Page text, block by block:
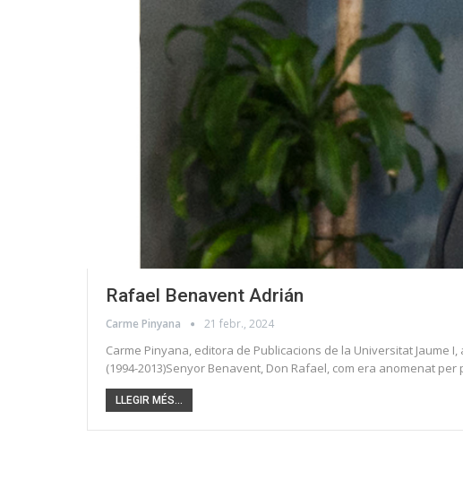
Rafael Benavent Adrián
Carme Pinyana 21 febr., 2024
Carme Pinyana, editora de Publicacions de la Universitat Jaume
(1994-2013)Senyor Benavent, Don Rafael, com era anomenat
LLEGIR MÉS...